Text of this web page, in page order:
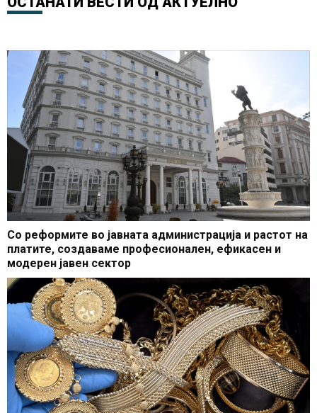
доградбата на
горива во регионот
Со реформите во јавната администрација и растот на
платите, создаваме професионален, ефикасен и
модерен јавен сектор